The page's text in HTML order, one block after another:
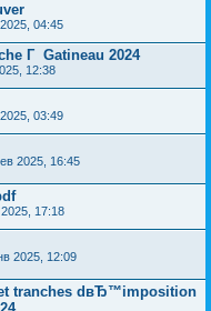
04:45
Г Gatineau 2024
12:38
03:49
2025, 16:45
17:18
2025, 12:09
tranches dвЂ™imposition